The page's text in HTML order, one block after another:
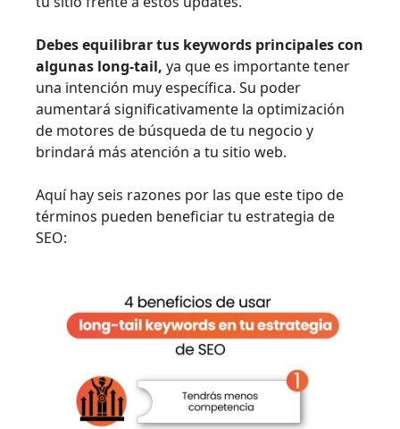
Debes equilibrar tus keywords principales con
algunas long-tail, ya que es importante tener
una intención muy específica. Su poder
aumentará significativamente la optimización
de motores de búsqueda de tu negocio y
brindará más atención a tu sitio web.
Aquí hay seis razones por las que este tipo de
términos pueden beneficiar tu estrategia de
SEO: